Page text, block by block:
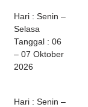
Hari : Senin –
Selasa
Tanggal : 06
– 07 Oktober
2026
Hari : Senin –